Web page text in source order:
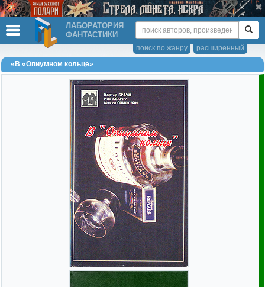
ЛАБОРАТОРИЯ
ФАНТАСТИКИ
расширенный
поиск по жанру
«В «Опиумном кольце»